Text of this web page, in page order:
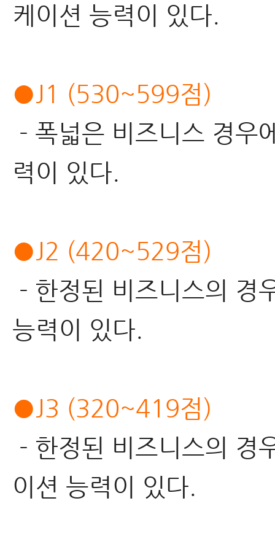
케이션 능력이 있다.
●J1 (530~599점)
- 폭넓은 비즈니스 경우
력이 있다.
●J2 (420~529점)
- 한정된 비즈니스의 경
능력이 있다.
●J3 (320~419점)
- 한정된 비즈니스의 경
이션 능력이 있다.